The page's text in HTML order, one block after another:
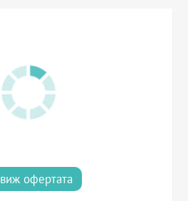
виж офертата